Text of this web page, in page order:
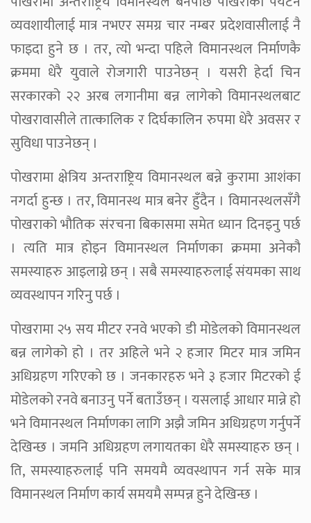
व्यवशायीलाई मात्र नभएर समग्र चार नम्बर प्रदेशवासीलाई नै
फाइदा हुने छ । तर, त्यो भन्दा पहिले विमानस्थल निर्माणकै
क्रममा धेरै युवाले रोजगारी पाउनेछन् । यसरी हेर्दा चिन
सरकारको २२ अरब लगानीमा बन्न लागेको विमानस्थलबाट
पोखरावासीले तात्कालिक र दिर्घकालिन रुपमा धेरै अवसर र
सुविधा पाउनेछन् ।
पोखरामा क्षेत्रिय अन्तराष्ट्रिय विमानस्थल बन्ने कुरामा आशंका
नगर्दा हुन्छ । तर, विमानस्थ मात्र बनेर हुँदैन । विमानस्थलसँगै
पोखराको भौतिक संरचना बिकासमा समेत ध्यान दिनइनु पर्छ
। त्यति मात्र होइन विमानस्थल निर्माणका क्रममा अनेकौ
समस्याहरु आइलाग्ने छन् । सबै समस्याहरुलाई संयमका साथ
व्यवस्थापन गरिनु पर्छ ।
पोखरामा २५ सय मीटर रनवे भएको डी मोडेलको विमानस्थल
बन्न लागेको हो । तर अहिले भने २ हजार मिटर मात्र जमिन
अधिग्रहण गरिएको छ । जनकारहरु भने ३ हजार मिटरको ई
मोडेलको रनवे बनाउनु पर्ने बताउँछन् । यसलाई आधार मान्ने हो
भने विमानस्थल निर्माणका लागि अझै जमिन अधिग्रहण गर्नुपर्ने
देखिन्छ । जमनि अधिग्रहण लगायतका धेरै समस्याहरु छन् ।
ति, समस्याहरुलाई पनि समयमै व्यवस्थापन गर्न सके मात्र
विमानस्थल निर्माण कार्य समयमै सम्पन्न हुने देखिन्छ ।